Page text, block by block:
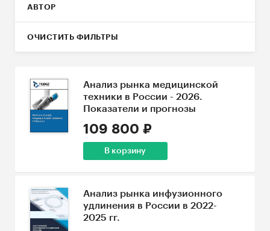
АВТОР
ОЧИСТИТЬ ФИЛЬТРЫ
Анализ рынка медицинской
техники в России - 2026.
Показатели и прогнозы
109 800 ₽
В корзину
Анализ рынка инфузионного
удлинения в России в 2022-
2025 гг.